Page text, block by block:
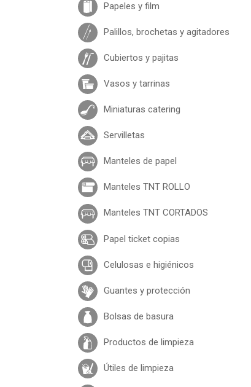
Papeles y film
Palillos, brochetas y agitadores
Cubiertos y pajitas
Vasos y tarrinas
Miniaturas catering
Servilletas
Manteles de papel
Manteles TNT ROLLO
Manteles TNT CORTADOS
Papel ticket copias
Celulosas e higiénicos
Guantes y protección
Bolsas de basura
Productos de limpieza
Útiles de limpieza